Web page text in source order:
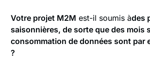
‍Votre projet M2M est-il soumis àdes
saisonnières, de sorte que des mois
consommation de données sont par
?